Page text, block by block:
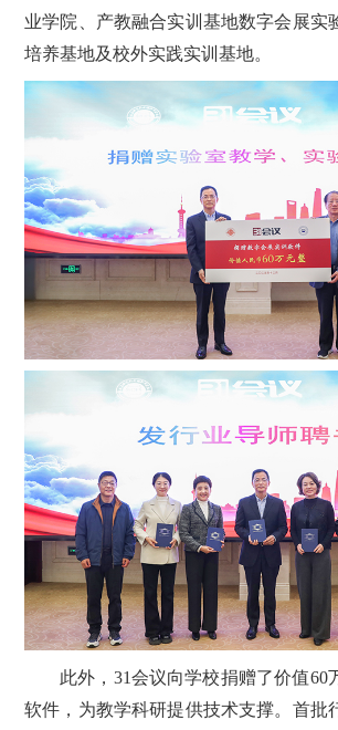
业学院、产教融合实训基地数字会展实
培养基地及校外实践实训基地。
此外，31会议向学校捐赠了价值60
软件，为教学科研提供技术支撑。首批